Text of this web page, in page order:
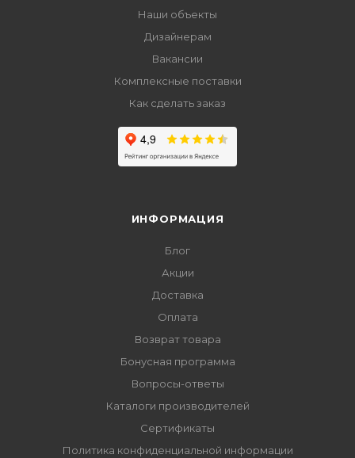
Наши объекты
Дизайнерам
Вакансии
Комплексные поставки
Как сделать заказ
ИНФОРМАЦИЯ
Блог
Акции
Доставка
Оплата
Возврат товара
Бонусная программа
Вопросы-ответы
Каталоги производителей
Сертификаты
Политика конфиденциальной информации